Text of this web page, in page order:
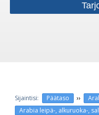
Päätaso ››
Arabia leipä-, alkuruoka-,